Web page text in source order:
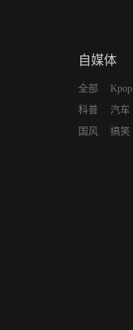
自媒体
全部
科普
国风
Kpop
汽车
搞笑